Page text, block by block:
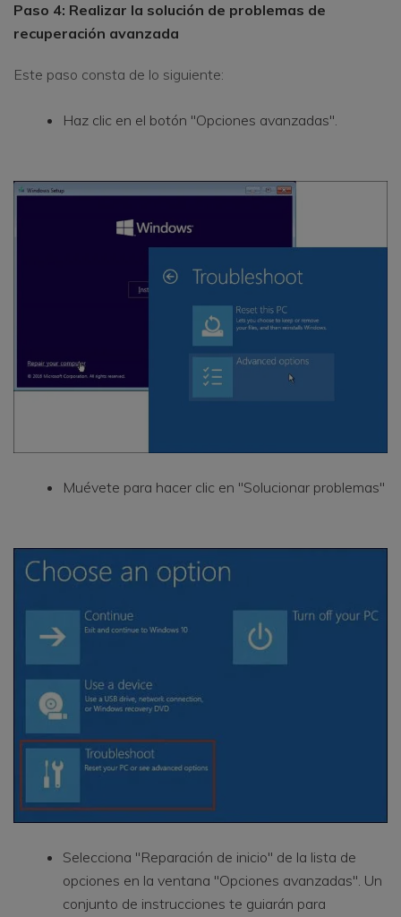
Paso 4: Realizar la solución de problemas de
recuperación avanzada
Este paso consta de lo siguiente:
Haz clic en el botón "Opciones avanzadas".
Muévete para hacer clic en "Solucionar problemas"
Selecciona "Reparación de inicio" de la lista de
opciones en la ventana "Opciones avanzadas". Un
conjunto de instrucciones te guiarán para